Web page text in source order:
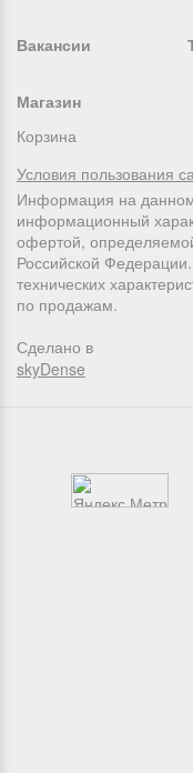
Вакансии
Магазин
Корзина
Условия пользования
Информация на данном
информационный
офертой,
Российской
технических
по продажам.
Сделано в
skyDense